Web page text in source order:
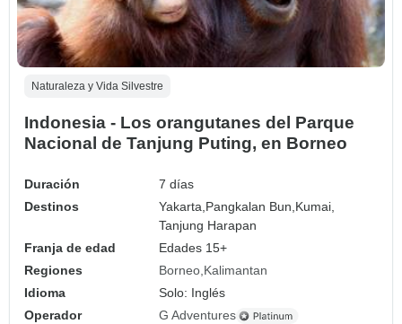
Naturaleza y Vida Silvestre
Indonesia - Los orangutanes del Parque
Nacional de Tanjung Puting, en Borneo
Duración
7 días
Destinos
Yakarta,Pangkalan Bun,Kumai,
Tanjung Harapan
Franja de edad
Edades 15+
Regiones
Borneo Kalimantan
Idioma
Solo: Inglés
Operador
G Adventures